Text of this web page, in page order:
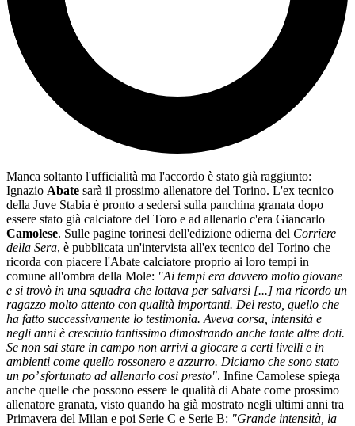
Manca soltanto l'ufficialità ma l'accordo è stato già raggiunto:
Ignazio Abate sarà il prossimo allenatore del Torino. L'ex tecnico
della Juve Stabia è pronto a sedersi sulla panchina granata dopo
essere stato già calciatore del Toro e ad allenarlo c'era Giancarlo
Camolese. Sulle pagine torinesi dell'edizione odierna del Corriere
della Sera, è pubblicata un'intervista all'ex tecnico del Torino che
ricorda con piacere l'Abate calciatore proprio ai loro tempi in
comune all'ombra della Mole: "Ai tempi era davvero molto giovane
e si trovò in una squadra che lottava per salvarsi [...] ma ricordo un
ragazzo molto attento con qualità importanti. Del resto, quello che
ha fatto successivamente lo testimonia. Aveva corsa, intensità e
negli anni è cresciuto tantissimo dimostrando anche tante altre doti.
Se non sai stare in campo non arrivi a giocare a certi livelli e in
ambienti come quello rossonero e azzurro. Diciamo che sono stato
un po’ sfortunato ad allenarlo così presto". Infine Camolese spiega
anche quelle che possono essere le qualità di Abate come prossimo
allenatore granata, visto quando ha già mostrato negli ultimi anni tra
Primavera del Milan e poi Serie C e Serie B: "Grande intensità, la